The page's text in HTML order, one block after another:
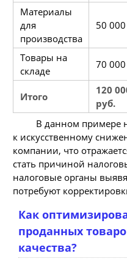
Материалы
для
производства
50
Товары на
складе
70
Итого
120
руб.
В данном примере
к искусственному
компании, что
стать причиной
налоговые органы
потребуют
Как
проданных
качества?